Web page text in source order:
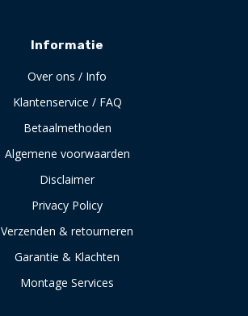
Informatie
Over ons / Info
Klantenservice / FAQ
Betaalmethoden
Algemene voorwaarden
Disclaimer
Privacy Policy
Verzenden & retourneren
Garantie & Klachten
Montage Services